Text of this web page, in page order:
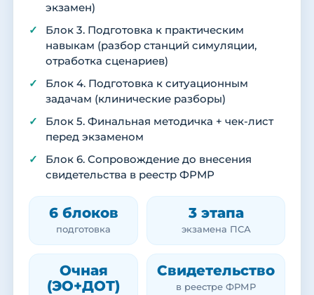
экзамен)
Блок 3. Подготовка к практическим
навыкам (разбор станций симуляции,
отработка сценариев)
Блок 4. Подготовка к ситуационным
задачам (клинические разборы)
Блок 5. Финальная методичка + чек-лист
перед экзаменом
Блок 6. Сопровождение до внесения
свидетельства в реестр ФРМР
6 блоков
подготовка
3 этапа
экзамена ПСА
Очная
(ЭО+ДОТ)
Свидетельство
в реестре ФРМР